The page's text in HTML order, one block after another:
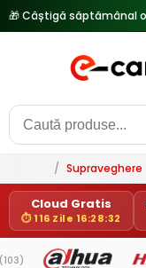
/ Supraveghere
Cloud Gratis
⏱ 116 Zile 16:28:32
(103)